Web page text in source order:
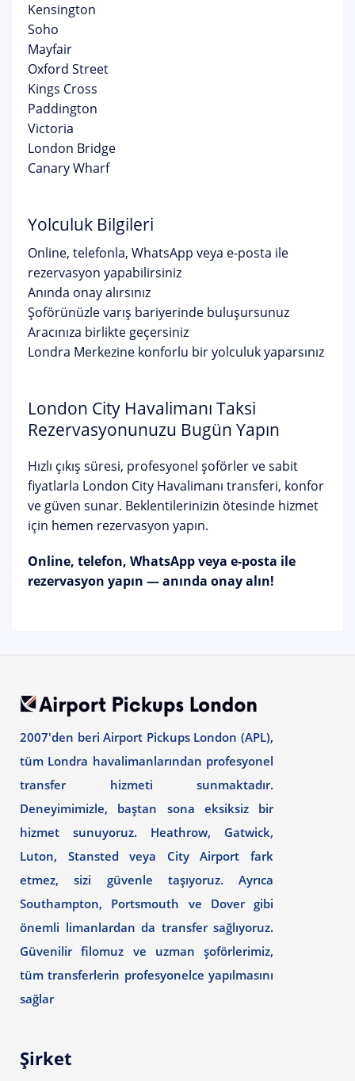
Kensington
Soho
Mayfair
Oxford Street
Kings Cross
Paddington
Victoria
London Bridge
Canary Wharf
Yolculuk Bilgileri
Online, telefonla, WhatsApp veya e-posta ile
rezervasyon yapabilirsiniz
Anında onay alırsınız
Şoförünüzle varış bariyerinde buluşursunuz
Aracınıza birlikte geçersiniz
Londra Merkezine konforlu bir yolculuk yaparsınız
London City Havalimanı Taksi
Rezervasyonunuzu Bugün Yapın
Hızlı çıkış süresi, profesyonel şoförler ve sabit
fiyatlarla London City Havalimanı transferi, konfor
ve güven sunar. Beklentilerinizin ötesinde hizmet
için hemen rezervasyon yapın.
Online, telefon, WhatsApp veya e-posta ile
rezervasyon yapın — anında onay alın!
2007'den beri Airport Pickups London (APL),
tüm Londra havalimanlarından profesyonel
transfer hizmeti sunmaktadır.
Deneyimimizle, baştan sona eksiksiz bir
hizmet sunuyoruz. Heathrow, Gatwick,
Luton, Stansted veya City Airport fark
etmez, sizi güvenle taşıyoruz. Ayrıca
Southampton, Portsmouth ve Dover gibi
önemli limanlardan da transfer sağlıyoruz.
Güvenilir filomuz ve uzman şoförlerimiz,
tüm transferlerin profesyonelce yapılmasını
sağlar
Şirket